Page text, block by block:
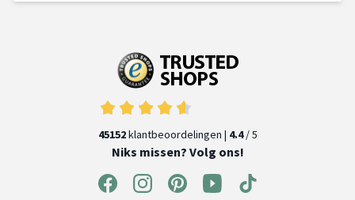
45152klantbeoordelingen | 4.4/ 5
Niks missen? Volg ons!